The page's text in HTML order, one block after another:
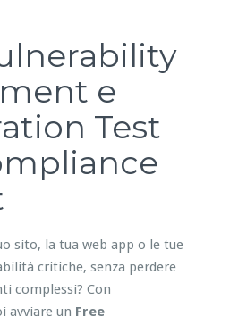
e
Test
sito, la tua web app o le tue
critiche, senza perdere
complessi? Con
avviare un Free